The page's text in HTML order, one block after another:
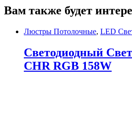
Вам также будет
Люстры Потолочные, LED
Светодиодный
CHR RGB 158W